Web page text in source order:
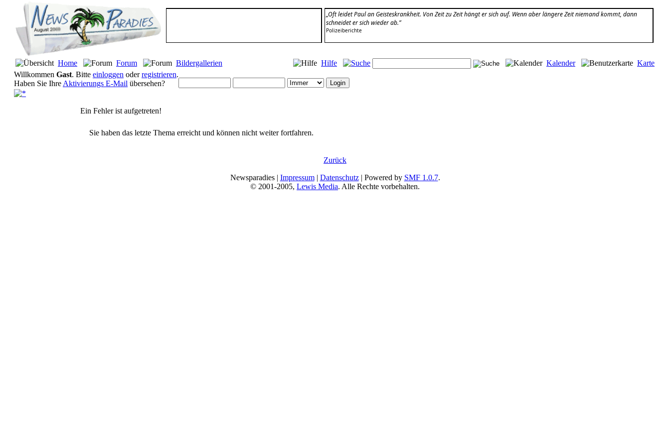
„Oft leidet Paul an Geisteskrankheit. Von Zeit zu Zeit hängt er sich auf. Wenn aber längere Zeit niemand kommt, dann
schneidet er sich wieder ab.”
Polizeiberichte
Home Forum Bildergallerien Hilfe Kalender
Karte
Willkommen Gast. Bitte einloggen oderregistrieren.
Haben Sie Ihre Aktivierungs E-Mail übersehen?
Ein Fehler ist aufgetreten!
Sie haben das letzte Thema erreicht und können nicht weiter fortfahren.
Zurück
Newsparadies | Impressum| Datenschutz| Powered by SMF 1.0.7.
© 2001-2005, Lewis Media. Alle Rechte vorbehalten.